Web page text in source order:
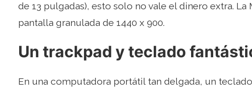
de 13 pulgadas), esto solo no vale el dinero extra.
pantalla granulada de 1440 x 900.
Un trackpad y teclado
En una computadora portátil tan delgada, un